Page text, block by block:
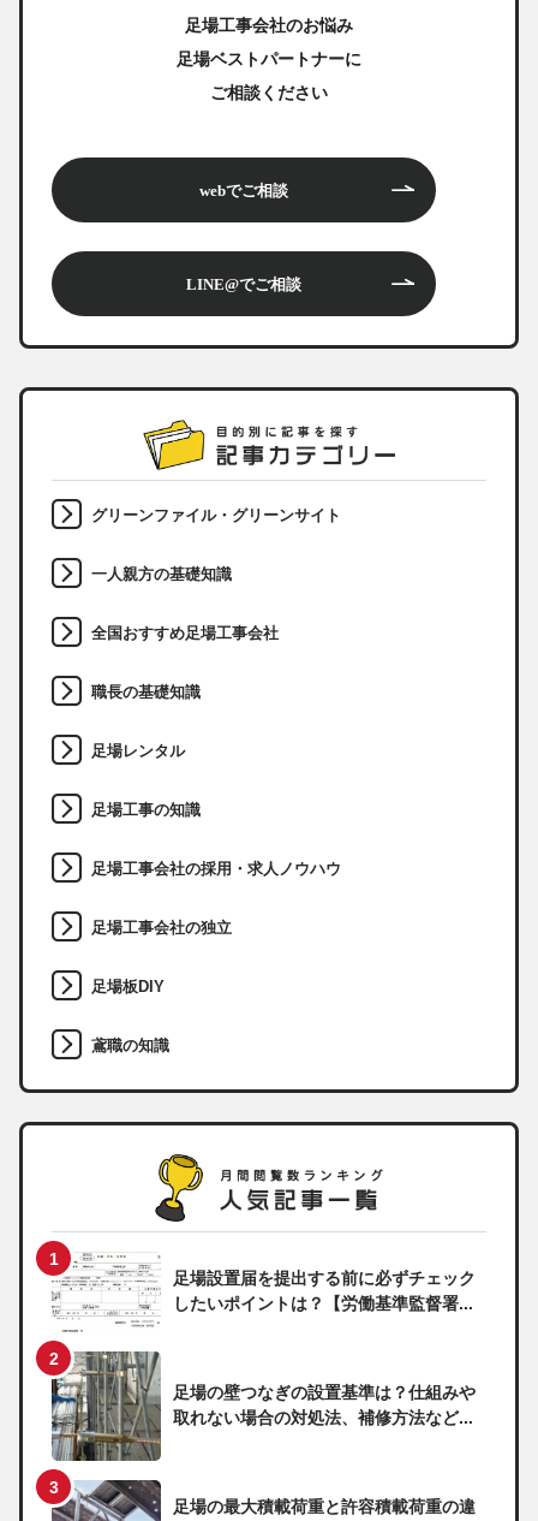
足場工事会社のお悩み
足場ベストパートナーに
ご相談ください
webでご相談
LINE@でご相談
グリーンファイル・グリーンサイト
一人親方の基礎知識
全国おすすめ足場工事会社
職長の基礎知識
足場レンタル
足場工事の知識
足場工事会社の採用・求人ノウハウ
足場工事会社の独立
足場板DIY
鳶職の知識
足場設置届を提出する前に必ずチェック
したいポイントは？【労働基準監督署...
足場の壁つなぎの設置基準は？仕組みや
取れない場合の対処法、補修方法など...
足場の最大積載荷重と許容積載荷重の違